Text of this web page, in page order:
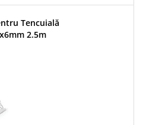
Tencuială
2.5m